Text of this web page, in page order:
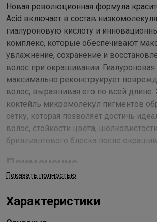
Новая революционная формула
Acid включает в состав
гиалуроновую кислоту и
комплекс, которые обеспечивают
увлажнение, сохранение и
волос при окрашивании. Гиалуроновая
максимально реконструирует
волос, выравнивая его по всей
коктейль микромолекул пигментов
сетку, которая позволяет достичь
волос, стойкости цвета,
бриллиантового блеска после
Применение
кремообразной окислительной эмульсии
Показать полностью
Характеристики